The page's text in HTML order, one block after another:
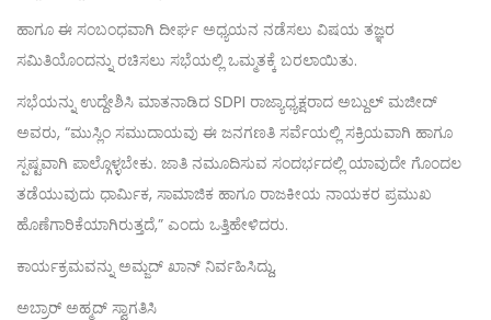
ಹಾಗೂ ಈ ಸಂಬಂಧವಾಗಿ ದೀರ್ಘ ಅಧ್ಯಯನ ನಡೆಸಲು ವಿಷಯ ತಜ್ಞರ
ಸಮಿತಿಯೊಂದನ್ನು ರಚಿಸಲು ಸಭೆಯಲ್ಲಿ ಒಮ್ಮತಕ್ಕೆ ಬರಲಾಯಿತು.
ಸಭೆಯನ್ನು ಉದ್ದೇಶಿಸಿ ಮಾತನಾಡಿದ SDPI ರಾಜ್ಯಾಧ್ಯಕ್ಷರಾದ ಅಬ್ದುಲ್ ಮಜೀದ್
ಅವರು, “ಮುಸ್ಲಿಂ ಸಮುದಾಯವು ಈ ಜನಗಣತಿ ಸರ್ವೆಯಲ್ಲಿ ಸಕ್ರಿಯವಾಗಿ ಹಾಗೂ
ಸ್ಪಷ್ಟವಾಗಿ ಪಾಲ್ಗೊಳ್ಳಬೇಕು. ಜಾತಿ ನಮೂದಿಸುವ ಸಂದರ್ಭದಲ್ಲಿ ಯಾವುದೇ ಗೊಂದಲ
ತಡೆಯುವುದು ಧಾರ್ಮಿಕ, ಸಾಮಾಜಿಕ ಹಾಗೂ ರಾಜಕೀಯ ನಾಯಕರ ಪ್ರಮುಖ
ಹೊಣೆಗಾರಿಕೆಯಾಗಿರುತ್ತದೆ,” ಎಂದು ಒತ್ತಿಹೇಳಿದರು.
ಕಾರ್ಯಕ್ರಮವನ್ನು ಅಮ್ಜದ್ ಖಾನ್ ನಿರ್ವಹಿಸಿದ್ದು,
ಅಬ್ರಾರ್ ಅಹ್ಮದ್ ಸ್ವಾಗತಿಸಿ